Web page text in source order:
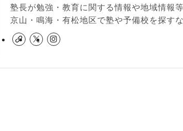
塾長が勉強・教育に関する情報や地域情報
京山・鳴海・有松地区で塾や予備校を探す